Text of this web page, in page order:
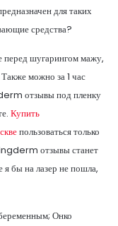
для таких
средства?
шугарингом мажу,
можно за 1 час
отзывы под пленку
Купить
пользоваться только
отзывы станет
бы на лазер не пошла,
Онко